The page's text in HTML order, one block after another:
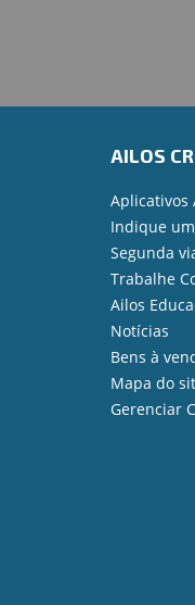
AILOS
Aplicativos
Indique
Segunda
Trabalhe
Ailos
Notícias
Bens à
Mapa do
Gerenciar